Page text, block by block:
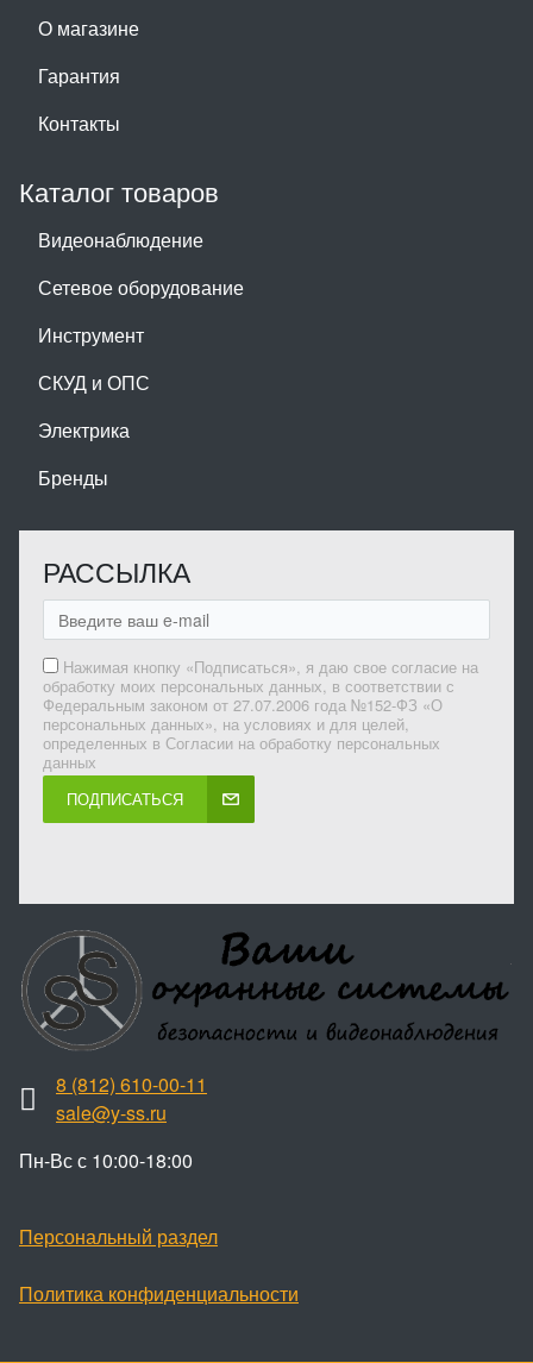
О магазине
Гарантия
Контакты
Каталог товаров
Видеонаблюдение
Сетевое оборудование
Инструмент
СКУД и ОПС
Электрика
Бренды
РАССЫЛКА
Нажимая кнопку «Подписаться», я даю свое согласие на
обработку моих персональных данных, в соответствии с
Федеральным законом от 27.07.2006 года №152-ФЗ «О
персональных данных», на условиях и для целей,
определенных в Согласии на обработку персональных
данных
ПОДПИСАТЬСЯ
8 (812) 610-00-11
sale@y-ss.ru
Пн-Вс с 10:00-18:00
Персональный раздел
Политика конфиденциальности